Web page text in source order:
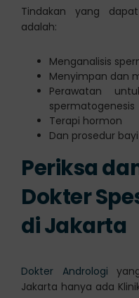
Tindakan yang
adalah:
Menganalisis
Menyimpan dan
Perawatan
spermatogenesis
Terapi hormon
Dan prosedur
Periksa
Dokter
di Jakarta
Dokter Andrologi
Jakarta hanya ada